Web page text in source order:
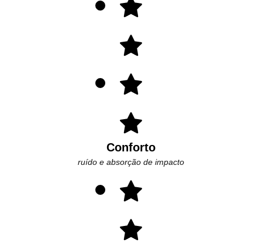
Conforto
ruído e absorção de impacto